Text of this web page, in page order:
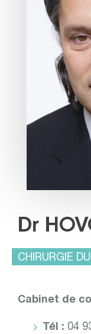
Dr
CHIRURGIE
Cabinet de
Tél : 04